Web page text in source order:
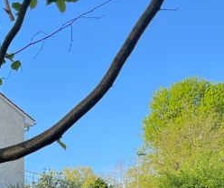
complète ce bien, incluant
, prête à vous séduire,
son cadre paisible et sa
occupé, idéale pour